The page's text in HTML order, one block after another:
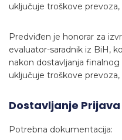
uključuje troškove
Predviđen je honorar za
evaluator-saradnik iz BiH,
nakon dostavljanja
uključuje troškove
Dostavljanje Prijava
Potrebna dokumentacija: